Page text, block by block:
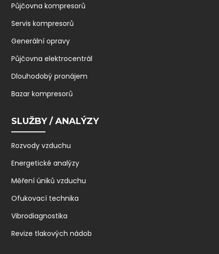
Půjčovna kompresorů
Servis kompresorů
Generální opravy
Půjčovna elektrocentrál
Dlouhodobý pronájem
Bazar kompresorů
SLUŽBY / ANALÝZY
Rozvody vzduchu
Energetické analýzy
Měření úniků vzduchu
Ofukovací technika
Vibrodiagnostika
Revize tlakových nádob